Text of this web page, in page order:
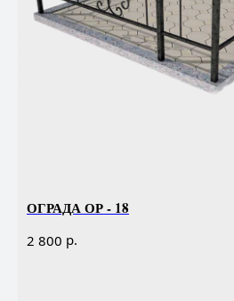
ОГРАДА ОР - 18
2 800 р.